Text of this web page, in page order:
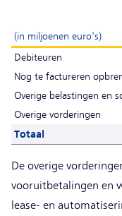
(in miljoenen euro's)
Debiteuren
Nog te factureren
Overige belastingen en
Overige vorderingen
Totaal
De overige
vooruitbetalingen en
lease- en